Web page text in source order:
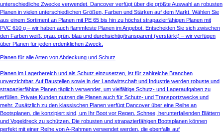
unterschiedliche Zwecke verwendet. Dancover verfügt über die größte Auswahl an robusten
Planen in vielen unterschiedlichen Größen, Farben und Stärken auf dem Markt. Wählen Sie
aus einem Sortiment an Planen mit PE 65 bis hin zu höchst strapazierfähigen Planen mit
PVC 610 g – wir haben auch flammfeste Planen im Angebot. Entscheiden Sie sich zwischen
den Farben weiß, grau, grün, blau und durchsichtig/transparent (verstärkt) – wir verfügen
über Planen für jeden erdenklichen Zweck.
Planen für alle Arten von Abdeckung und Schutz
Planen im Lagerbereich und als Schutz einzusetzen, ist für zahlreiche Branchen
unverzichtbar. Auf Baustellen sowie in der Landwirtschaft und Industrie werden robuste und
strapazierfähige Planen täglich verwendet, um vielfältige Schutz- und Lageraufgaben zu
erfüllen. Private Kunden nutzen die Planen auch für Schutz- und Transportzwecke und
mehr. Zusätzlich zu den klassischen Planen verfügt Dancover über eine Reihe an
Bootsplanen, die konzipiert sind, um Ihr Boot vor Regen, Schnee, herunterfallenden Blättern
und Vogeldreck zu schützen. Die robusten und strapazierfähigen Bootsplanen können
perfekt mit einer Reihe von A-Rahmen verwendet werden, die ebenfalls auf